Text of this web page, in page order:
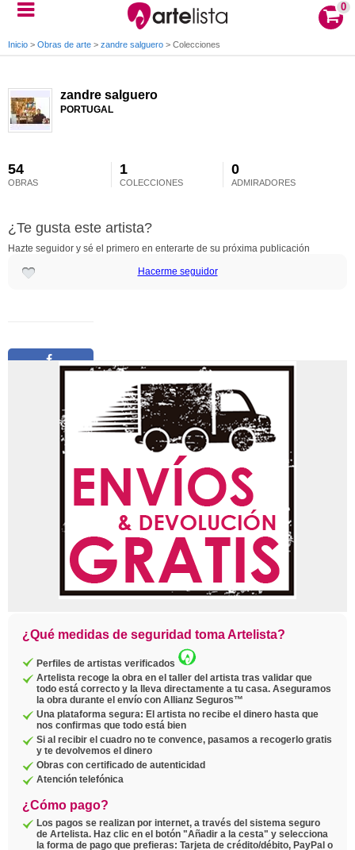
0
Inicio > Obras de arte > zandre salguero > Colecciones
zandre salguero
PORTUGAL
54
OBRAS
1
COLECCIONES
0
ADMIRADORES
¿Te gusta este artista?
Hazte seguidor y sé el primero en enterarte de su próxima publicación
Hacerme seguidor
Compartir
Pin
¿Qué medidas de seguridad toma Artelista?
Perfiles de artistas verificados
Artelista recoge la obra en el taller del artista tras validar que
todo está correcto y la lleva directamente a tu casa. Aseguramos
la obra durante el envío con Allianz Seguros™
Una plataforma segura: El artista no recibe el dinero hasta que
nos confirmas que todo está bien
Si al recibir el cuadro no te convence, pasamos a recogerlo gratis
y te devolvemos el dinero
Obras con certificado de autenticidad
Atención telefónica
¿Cómo pago?
Los pagos se realizan por internet, a través del sistema seguro
de Artelista. Haz clic en el botón "Añadir a la cesta" y selecciona
la forma de pago que prefieras: Tarjeta de crédito/débito, PayPal o